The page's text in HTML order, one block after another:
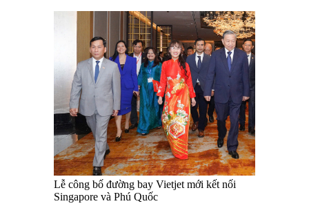
Lễ công bố đường bay Vietjet mới kết nối
Singapore và Phú Quốc